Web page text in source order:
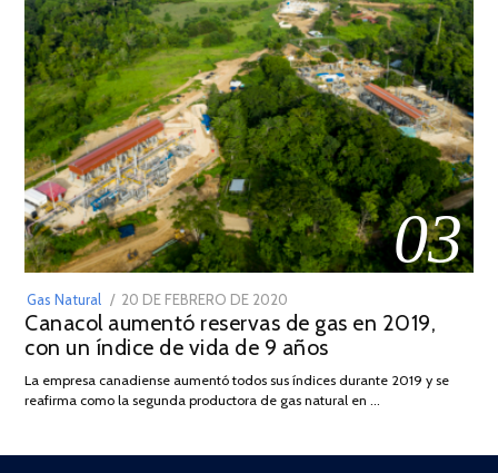
03
Gas Natural
POSTED
ON
20 DE FEBRERO DE 2020
DE
JULIO
2025
Canacol aumentó reservas de gas en 2019,
con un índice de vida de 9 años
La empresa canadiense aumentó todos sus índices durante 2019 y se
reafirma como la segunda productora de gas natural en …